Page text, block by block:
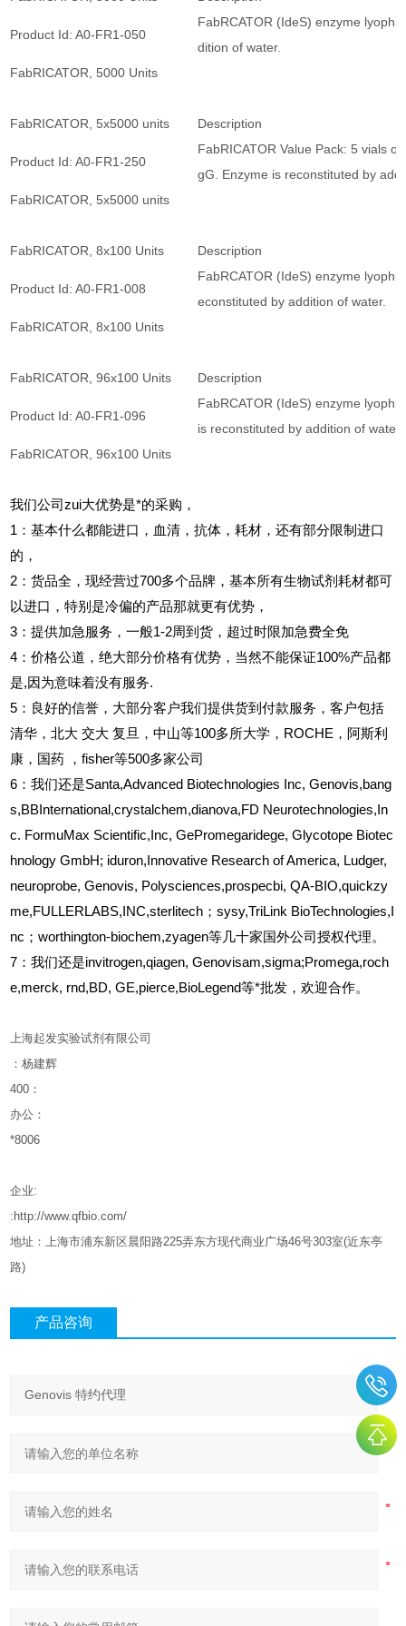
Product Id: A0-FR1-050
FabRCATOR (IdeS) enzyme
dition of water.
FabRICATOR, 5000 Units
FabRICATOR, 5x5000 units Description
Product Id: A0-FR1-250
FabRICATOR Value Pack: 5 vials
gG. Enzyme is reconstituted by
FabRICATOR, 5x5000 units
FabRICATOR, 8x100 Units Description
Product Id: A0-FR1-008
FabRCATOR (IdeS) enzyme
econstituted by addition of water.
FabRICATOR, 8x100 Units
FabRICATOR, 96x100 Units Description
Product Id: A0-FR1-096
FabRCATOR (IdeS) enzyme
is reconstituted by addition of water.
FabRICATOR, 96x100 Units
我们公司zui大优势是*的采购，
1 ：基本什么都能进口，血清，抗体，耗材，还有部分限制进口
的，
2 ：货品全，现经营过700多个品牌，基本所有生物试剂耗材都可
以进口，特别是冷偏的产品那就更有优势，
3 ：提供加急服务，一般1-2周到货，超过时限加急费全免
4 ：价格公道，绝大部分价格有优势，当然不能保证100%产品都
是,因为意味着没有服务.
5 ：良好的信誉，大部分客户我们提供货到付款服务，客户包括
清华，北大 交大 复旦，中山等100多所大学，ROCHE，阿斯利
康，国药
，fisher等500多家公司
6 ：我们还是Santa,Advanced Biotechnologies Inc, Genovis,bang
s,BBInternational,crystalchem,dianova,FD Neurotechnologies,In
c. FormuMax Scientific,Inc, GePromegaridege, Glycotope Biotec
hnology GmbH; iduron,Innovative Research of America, Ludger,
neuroprobe, Genovis, Polysciences,prospecbi, QA-BIO,quickzy
me,FULLERLABS,INC,sterlitech；sysy,TriLink BioTechnologies,I
nc；worthington-biochem,zyagen等几十家国外公司授权代理。
7：我们还是invitrogen,qiagen, Genovisam,sigma;Promega,roch
e,merck, rnd,BD, GE,pierce,BioLegend等*批发，欢迎合作。
上海起发实验试剂有限公司
：杨建辉
400 ：
办公：
*8006
企业:
:http://www.qfbio.com/
地址：上海市浦东新区晨阳路225弄东方现代商业广场46号303室(近东亭
路)
产品咨询